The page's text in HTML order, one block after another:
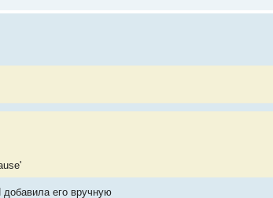
его вручную